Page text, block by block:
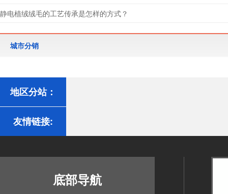
静电植绒绒毛的工艺传承是怎样的方式？
城市分销
地区分站：
友情链接:
底部导航